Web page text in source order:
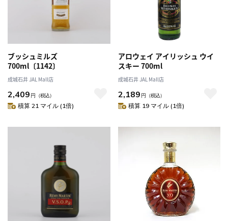
ブッシュミルズ
700ml〔1142〕
成城石井 JAL Mall店
2,409 円 （税込）
積算 21 マイル (1倍)
アロウェイ アイリッシュ ウイ
スキー 700ml
成城石井 JAL Mall店
2,189 円 （税込）
積算 19 マイル (1倍)